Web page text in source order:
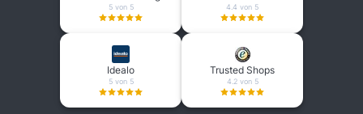
5 von 5 4.4 von 5
Idealo
5 von 5
Trusted Shops
4.2 von 5